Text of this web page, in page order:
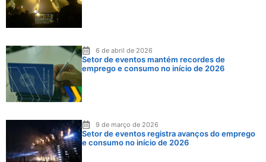
6 de abril de 2026
Setor de eventos mantém recordes de
emprego e consumo no início de 2026
9 de março de 2026
Setor de eventos registra avanços do emprego
e consumo no início de 2026